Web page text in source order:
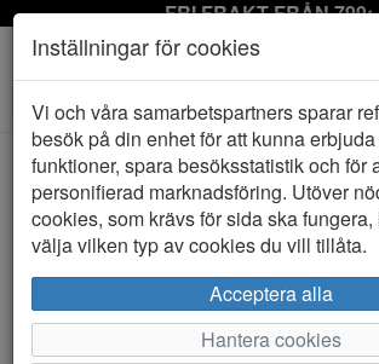
FRI FRAKT FRÅN 799:-
Toggle
navigation
HEM NAME IT
Inställningar för cookies
Vi och våra samarbetspartners sparar
besök på din enhet för att kunna
funktioner, spara besöksstatistik och för
personifierad marknadsföring. Utöver
cookies, som krävs för sida ska
välja vilken typ av cookies du vill tillåta.
Acceptera alla
Hantera cookies